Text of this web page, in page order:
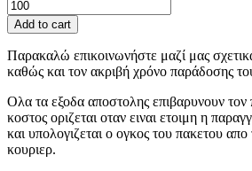
Add to cart
Παρακαλώ επικοινωνήστε μαζί μας
καθώς και τον ακριβή χρόνο παράδοσης
Ολα τα εξοδα αποστολης επιβαρυνουν τον
κοστος οριζεται οταν ειναι ετοιμη η
και υπολογιζεται ο ογκος του πακετου
κουριερ.